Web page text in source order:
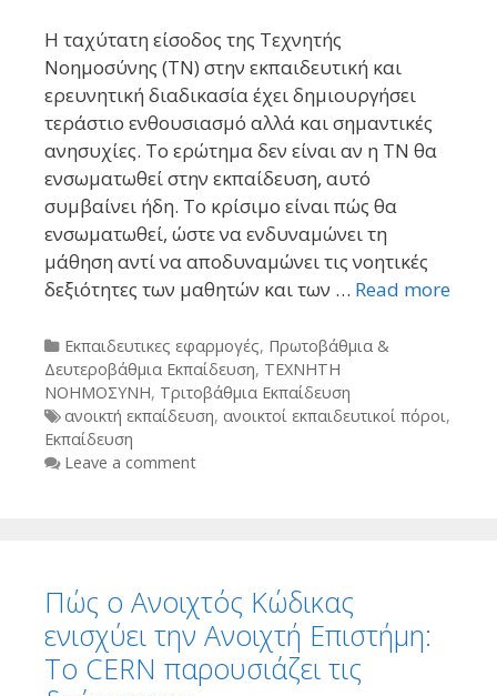
Η ταχύτατη είσοδος της Τεχνητής
Νοημοσύνης (ΤΝ) στην εκπαιδευτική και
ερευνητική διαδικασία έχει δημιουργήσει
τεράστιο ενθουσιασμό αλλά και σημαντικές
ανησυχίες. Το ερώτημα δεν είναι αν η ΤΝ θα
ενσωματωθεί στην εκπαίδευση, αυτό
συμβαίνει ήδη. Το κρίσιμο είναι πώς θα
ενσωματωθεί, ώστε να ενδυναμώνει τη
μάθηση αντί να αποδυναμώνει τις νοητικές
δεξιότητες των μαθητών και των … Read more
Categories
Εκπαιδευτικες εφαρμογές, Πρωτοβάθμια &
Δευτεροβάθμια Εκπαίδευση, ΤΕΧΝΗΤΗ
ΝΟΗΜΟΣΥΝΗ, Τριτοβάθμια Εκπαίδευση
Tags
ανοικτή εκπαίδευση, ανοικτοί εκπαιδευτικοί πόροι,
Εκπαίδευση
Leave a comment
Πώς ο Ανοιχτός Κώδικας
ενισχύει την Ανοιχτή Επιστήμη:
Το CERN παρουσιάζει τις